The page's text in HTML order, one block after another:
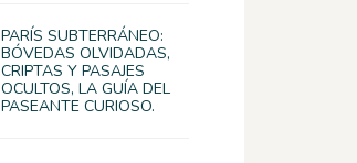
PARÍS SUBTERRÁNEO:
BÓVEDAS OLVIDADAS,
CRIPTAS Y PASAJES
OCULTOS, LA GUÍA DEL
PASEANTE CURIOSO.